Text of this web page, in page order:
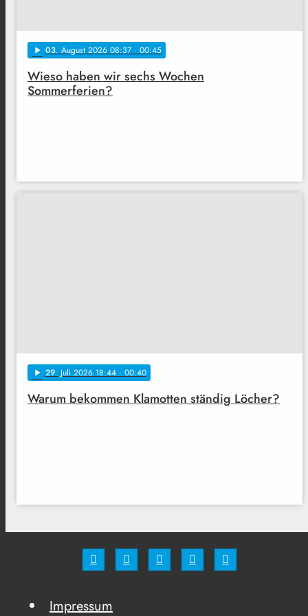
play_arrow 03. August 2026 08:37 · 00:45
Wieso haben wir sechs Wochen
Sommerferien?
play_arrow 29. Juli 2026 18:44 · 00:40
Warum bekommen Klamotten ständig Löcher?
Impressum